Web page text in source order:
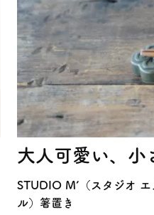
大人可愛い、小
STUDIO M’（スタジオ
ル）箸置き